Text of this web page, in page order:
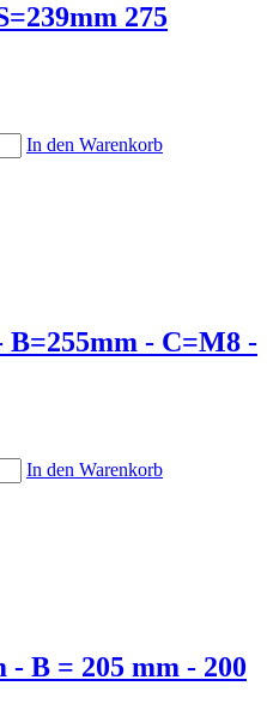
275
In den Warenkorb
B=255mm - C=M8 -
In den Warenkorb
- B = 205 mm - 200